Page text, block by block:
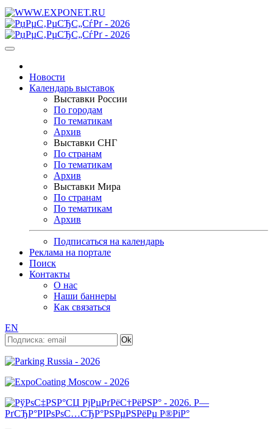
Новости
Календарь выставок
Выставки России
По городам
По тематикам
Архив
Выставки СНГ
По странам
По тематикам
Архив
Выставки Мира
По странам
По тематикам
Архив
Подписаться на календарь
Реклама на портале
Поиск
Контакты
О нас
Наши баннеры
Как связаться
EN